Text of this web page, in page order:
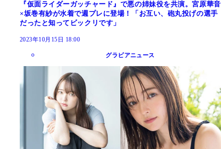
『仮面ライダーガッチャード』で悪の姉妹役を共演。宮原華音
×坂巻有紗が水着で週プレに登場！「お互い、砲丸投げの選手
だったと知ってビックリです」
2023年10月15日 18:00
グラビアニュース